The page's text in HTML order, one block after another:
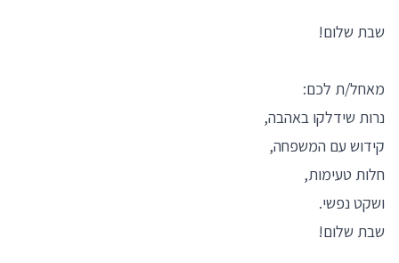
שבת שלום!
מאחל/ת לכם:
נרות שידלקו באהבה,
קידוש עם המשפחה,
חלות טעימות,
ושקט נפשי.
שבת שלום!